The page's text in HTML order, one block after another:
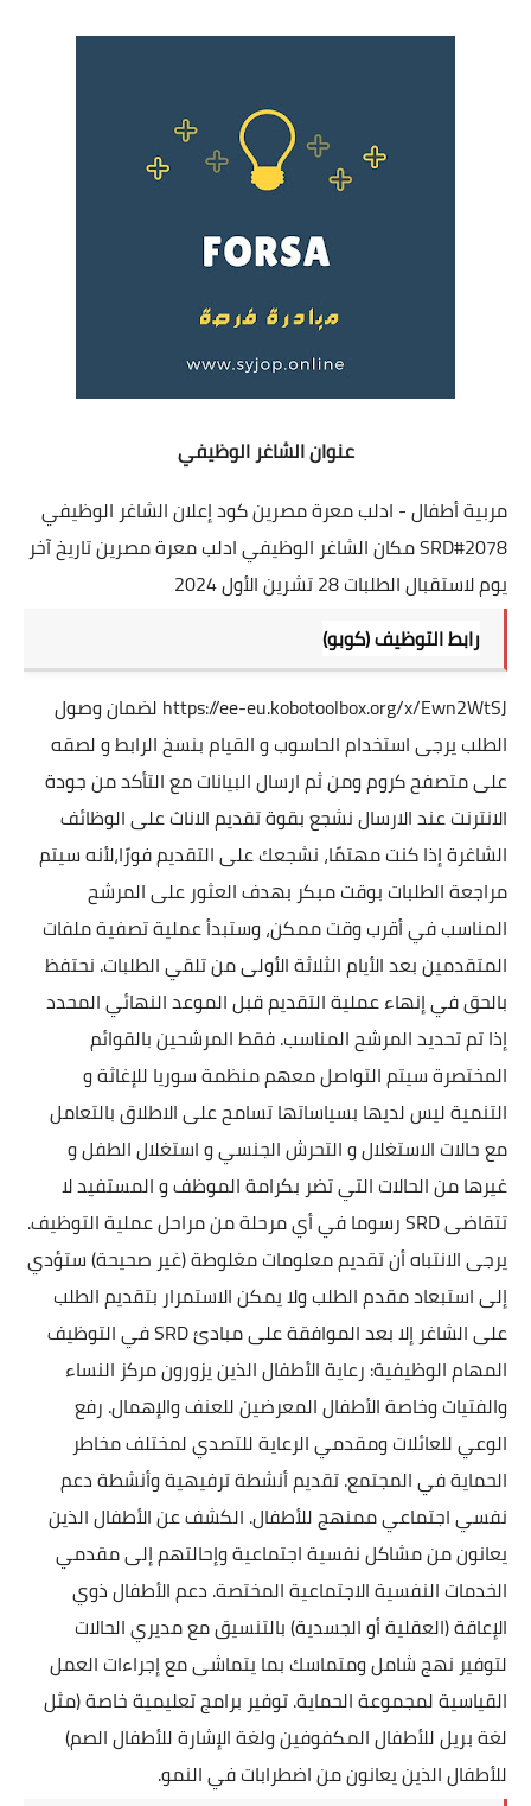
عنوان الشاغر الوظيفي
مربية أطفال - ادلب معرة مصرين كود إعلان الشاغر الوظيفي
SRD#2078 مكان الشاغر الوظيفي ادلب معرة مصرين تاريخ آخر
يوم لاستقبال الطلبات 28 تشرين الأول 2024
رابط التوظيف (كوبو)
https://ee-eu.kobotoolbox.org/x/Ewn2WtSJ لضمان وصول
الطلب يرجى استخدام الحاسوب و القيام بنسخ الرابط و لصقه
على متصفح كروم ومن ثم ارسال البيانات مع التأكد من جودة
الانترنت عند الارسال نشجع بقوة تقديم الاناث على الوظائف
الشاغرة إذا كنت مهتمًا، نشجعك على التقديم فورًا،لأنه سيتم
مراجعة الطلبات بوقت مبكر بهدف العثور على المرشح
المناسب في أقرب وقت ممكن، وستبدأ عملية تصفية ملفات
المتقدمين بعد الأيام الثلاثة الأولى من تلقي الطلبات. نحتفظ
بالحق في إنهاء عملية التقديم قبل الموعد النهائي المحدد
إذا تم تحديد المرشح المناسب. فقط المرشحين بالقوائم
المختصرة سيتم التواصل معهم منظمة سوريا للإغاثة و
التنمية ليس لديها بسياساتها تسامح على الاطلاق بالتعامل
مع حالات الاستغلال و التحرش الجنسي و استغلال الطفل و
غيرها من الحالات التي تضر بكرامة الموظف و المستفيد لا
تتقاضى SRD رسوما في أي مرحلة من مراحل عملية التوظيف.
يرجى الانتباه أن تقديم معلومات مغلوطة (غير صحيحة) ستؤدي
إلى استبعاد مقدم الطلب ولا يمكن الاستمرار بتقديم الطلب
على الشاغر إلا بعد الموافقة على مبادئ SRD في التوظيف
المهام الوظيفية: رعاية الأطفال الذين يزورون مركز النساء
والفتيات وخاصة الأطفال المعرضين للعنف والإهمال. رفع
الوعي للعائلات ومقدمي الرعاية للتصدي لمختلف مخاطر
الحماية في المجتمع. تقديم أنشطة ترفيهية وأنشطة دعم
نفسي اجتماعي ممنهج للأطفال. الكشف عن الأطفال الذين
يعانون من مشاكل نفسية اجتماعية وإحالتهم إلى مقدمي
الخدمات النفسية الاجتماعية المختصة. دعم الأطفال ذوي
الإعاقة (العقلية أو الجسدية) بالتنسيق مع مديري الحالات
لتوفير نهج شامل ومتماسك بما يتماشى مع إجراءات العمل
القياسية لمجموعة الحماية. توفير برامج تعليمية خاصة (مثل
لغة بريل للأطفال المكفوفين ولغة الإشارة للأطفال الصم)
للأطفال الذين يعانون من اضطرابات في النمو.